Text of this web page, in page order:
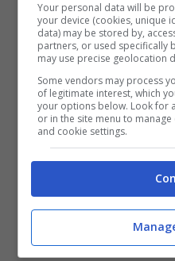
con apertura
Tecnologia
over LTE
Your personal data will be
your device (cookies, unique
data) may be stored by,
partners, or used specifically
may use precise geolocation
Some vendors may process
of legitimate interest, which
your options below. Look for
or in the site menu to
and cookie settings.